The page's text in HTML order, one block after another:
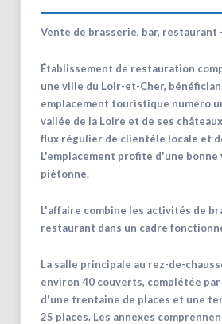
Vente de brasserie, bar, restaurant
Établissement de restauration
une ville du Loir-et-Cher,
emplacement touristique numéro
vallée de la Loire et de ses
flux régulier de clientèle locale et
L'emplacement profite d'une
piétonne.
L'affaire combine les activités de
restaurant dans un cadre
La salle principale au rez-de-
environ 40 couverts, complétée par
d'une trentaine de places et une
25 places. Les annexes